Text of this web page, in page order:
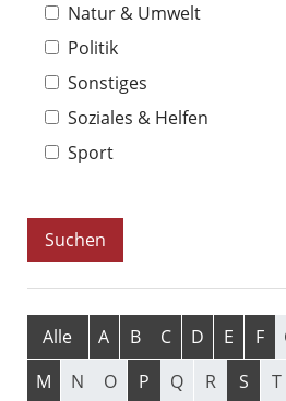
Natur & Umwelt
Politik
Sonstiges
Soziales & Helfen
Sport
Alle A B C D E F
M
N O P Q R S T